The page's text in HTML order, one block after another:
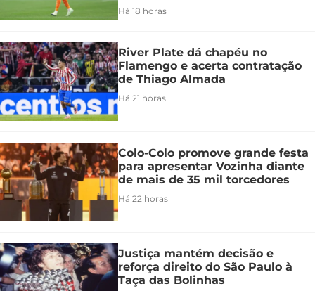
Há 18 horas
River Plate dá chapéu no
Flamengo e acerta contratação
de Thiago Almada
Há 21 horas
Colo-Colo promove grande festa
para apresentar Vozinha diante
de mais de 35 mil torcedores
Há 22 horas
Justiça mantém decisão e
reforça direito do São Paulo à
Taça das Bolinhas